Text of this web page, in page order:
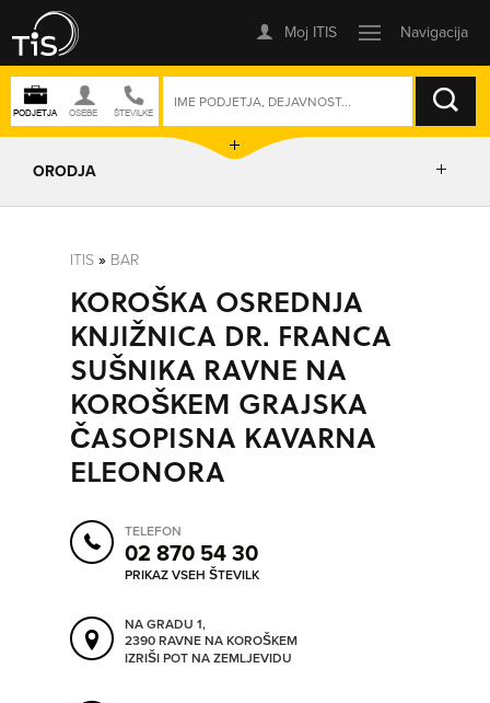
ISKANJE
ORODJA
POSLOVNE ENOTE
IZRIŠI POT
POŠLJI SMS
SHRANI V MOJ ITIS
ITIS » BAR
KOROŠKA OSREDNJA
KNJIŽNICA DR. FRANCA
SUŠNIKA RAVNE NA
KOROŠKEM GRAJSKA
ČASOPISNA KAVARNA
ELEONORA
TELEFON
02 870 54 30
PRIKAZ VSEH ŠTEVILK
NA GRADU 1,
2390 RAVNE NA KOROŠKEM
IZRIŠI POT NA ZEMLJEVIDU